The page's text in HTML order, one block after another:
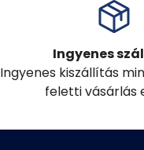
Ingyenes
Ingyenes kiszállítás
feletti vásárlás